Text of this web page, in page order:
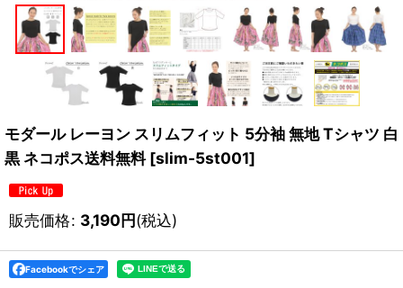
モダール レーヨン スリムフィット 5分袖 無地 Tシャツ 白
黒 ネコポス送料無料 [slim-5st001]
販売価格: 3,190円(税込)
Facebookでシェア